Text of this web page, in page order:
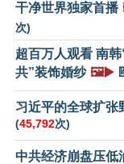
干净世界独家首播
次)
超百万人观看 南
共”装饰婚纱 🖼️▶️
习近平的全球扩张
(45,792次)
中共经济崩盘压低